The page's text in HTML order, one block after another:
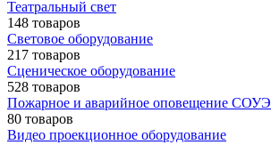
Театральный свет
148 товаров
Световое оборудование
217 товаров
Сценическое оборудование
528 товаров
Пожарное и аварийное оповещение СОУЭ
80 товаров
Видео проекционное оборудование